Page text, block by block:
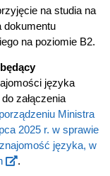
na studia na
dokumentu
na poziomie B2.
języka
załączenia
Ministra
2025 r. w sprawie
języka, w
.